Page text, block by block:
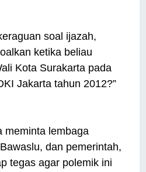
soal ijazah,
ketika beliau
Kota Surakarta pada
Jakarta tahun 2012?”
meminta lembaga
dan pemerintah,
tegas agar polemik ini